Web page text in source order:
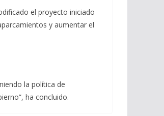
el proyecto iniciado
y aumentar el
la política de
ha concluido.